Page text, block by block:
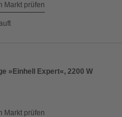
Markt prüfen
»Einhell Expert«, 2200 W
Markt prüfen